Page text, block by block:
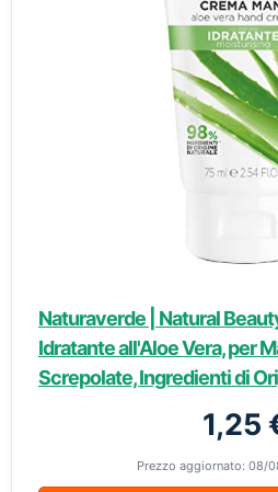
Naturaverde | Natural
Idratante all'Aloe Vera, per
Screpolate, Ingredienti di
1,25
Prezzo aggiornato: 08/